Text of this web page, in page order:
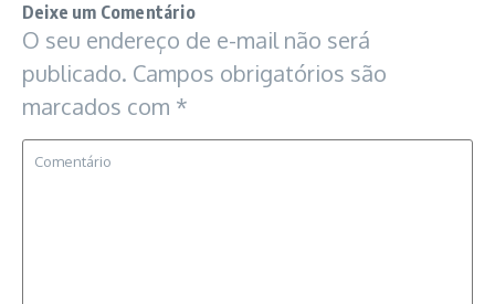
Deixe um Comentário
O seu endereço de e-mail não será
publicado. Campos obrigatórios são
marcados com *